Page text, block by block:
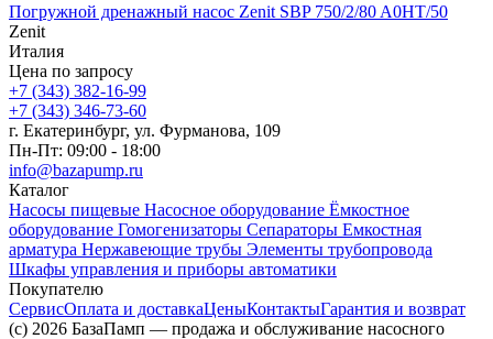
Погружной дренажный насос Zenit SBP 750/2/80 A0HT/50
Zenit
Италия
Цена по запросу
+7 (343) 382-16-99
+7 (343) 346-73-‬60
г. Екатеринбург, ул. Фурманова, 109
Пн-Пт: 09:00 - 18:00
info@bazapump.ru
Каталог
Насосы пищевые Насосное оборудование Ёмкостное
оборудование Гомогенизаторы Сепараторы Емкостная
арматура Нержавеющие трубы Элементы трубопровода
Шкафы управления и приборы автоматики
Покупателю
СервисОплата и доставкаЦеныКонтактыГарантия и возврат
(c) 2026 БазаПамп — продажа и обслуживание насосного